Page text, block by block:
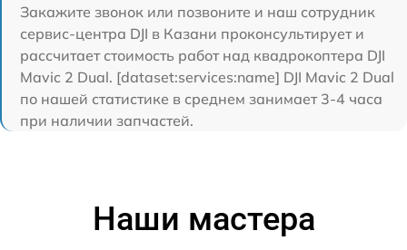
Закажите звонок или позвоните и наш сотрудник
сервис-центра DJI в Казани проконсультирует и
рассчитает стоимость работ над квадрокоптера DJI
Mavic 2 Dual. [dataset:services:name] DJI Mavic 2 Dual
по нашей статистике в среднем занимает 3-4 часа
при наличии запчастей.
Наши мастера